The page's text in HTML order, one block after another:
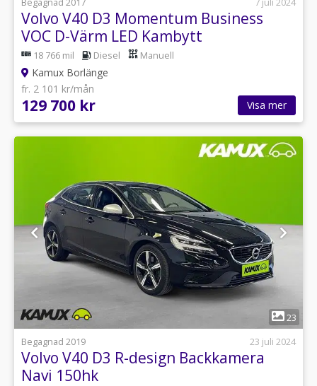
Begagnad 2017 7 juli 2024
Volvo V40 D3 Momentum Business
VOC D-Värm LED Kambytt
18 766 mil Diesel Manuell
Kamux Borlänge
fr. 2 101 kr/mån
129 700 kr Visa mer
23
Begagnad 2019
23 juli 2024
Volvo V40 D3 R-design Backkamera
Navi 150hk